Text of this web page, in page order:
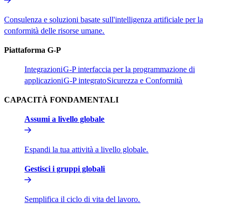
Consulenza e soluzioni basate sull'intelligenza artificiale per la
conformità delle risorse umane.​​
Piattaforma G-P​​
Integrazioni​​G-P interfaccia per la programmazione di
applicazioni​​G-P integrato​​Sicurezza e Conformità​​
CAPACITÀ FONDAMENTALI​​
Assumi a livello globale​​
Espandi la tua attività a livello globale.​​
Gestisci i gruppi globali​​
Semplifica il ciclo di vita del lavoro.​​